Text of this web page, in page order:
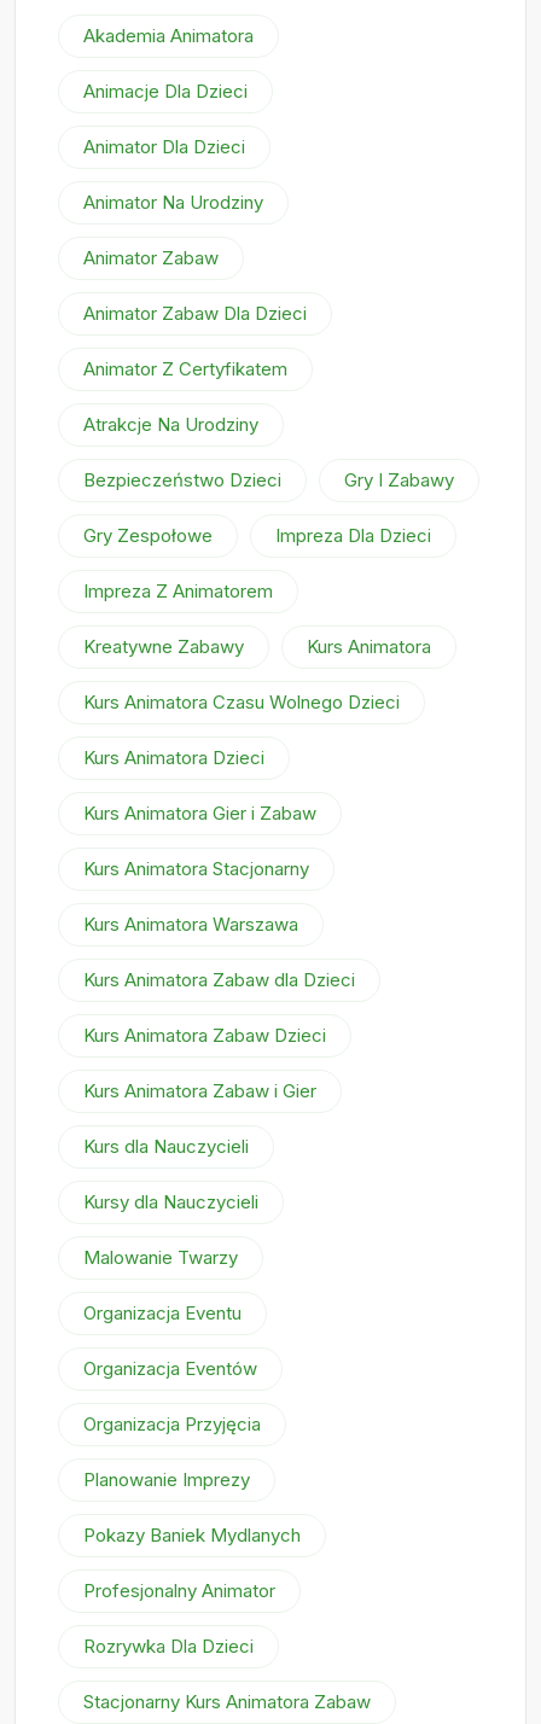
Akademia Animatora
Animacje Dla Dzieci
Animator Dla Dzieci
Animator Na Urodziny
Animator Zabaw
Animator Zabaw Dla Dzieci
Animator Z Certyfikatem
Atrakcje Na Urodziny
Bezpieczeństwo Dzieci Gry I Zabawy
Gry Zespołowe Impreza Dla Dzieci
Impreza Z Animatorem
Kreatywne Zabawy Kurs Animatora
Kurs Animatora Czasu Wolnego Dzieci
Kurs Animatora Dzieci
Kurs Animatora Gier i Zabaw
Kurs Animatora Stacjonarny
Kurs Animatora Warszawa
Kurs Animatora Zabaw dla Dzieci
Kurs Animatora Zabaw Dzieci
Kurs Animatora Zabaw i Gier
Kurs dla Nauczycieli
Kursy dla Nauczycieli
Malowanie Twarzy
Organizacja Eventu
Organizacja Eventów
Organizacja Przyjęcia
Planowanie Imprezy
Pokazy Baniek Mydlanych
Profesjonalny Animator
Rozrywka Dla Dzieci
Stacjonarny Kurs Animatora Zabaw